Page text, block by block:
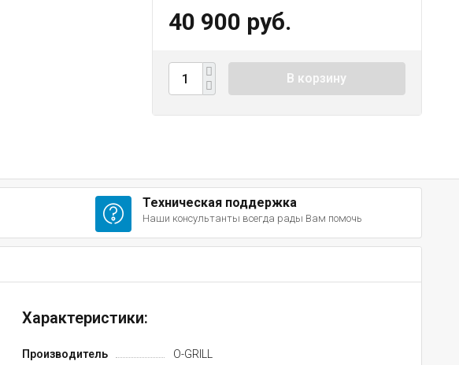
40 900 руб.
В корзину
Техническая поддержка
Наши консультанты всегда рады Вам помочь
Характеристики:
Производитель
O-GRILL